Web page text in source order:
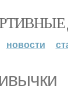
новости